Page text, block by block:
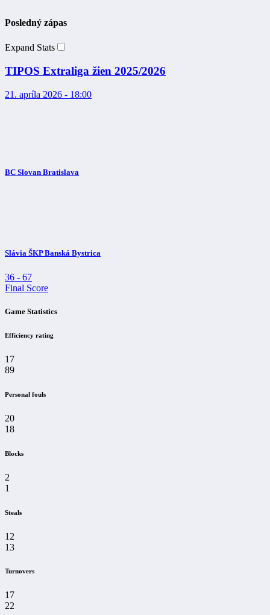
Posledný zápas
Expand Stats
TIPOS Extraliga žien 2025/2026
21. apríla 2026 - 18:00
BC Slovan Bratislava
Slávia ŠKP Banská Bystrica
36 - 67
Final Score
Game Statistics
Efficiency rating
17
89
Personal fouls
20
18
Blocks
2
1
Steals
12
13
Turnovers
17
22